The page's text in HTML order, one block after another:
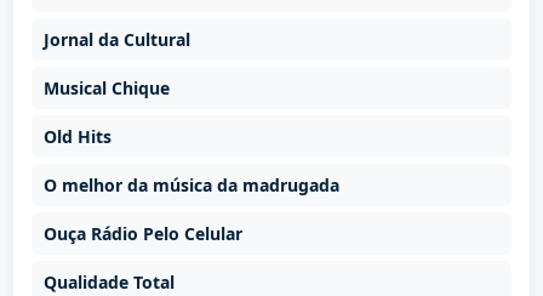
Jornal da Cultural
Musical Chique
Old Hits
O melhor da música da madrugada
Ouça Rádio Pelo Celular
Qualidade Total